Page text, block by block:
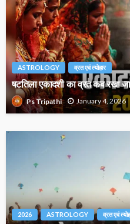
ASTROLOGY व्रत एवं त्योहार
षटतिला एकादशी का व्रत कब रखा
Ps Tripathi January 4, 2026
2026 ASTROLOGY व्रत एवं